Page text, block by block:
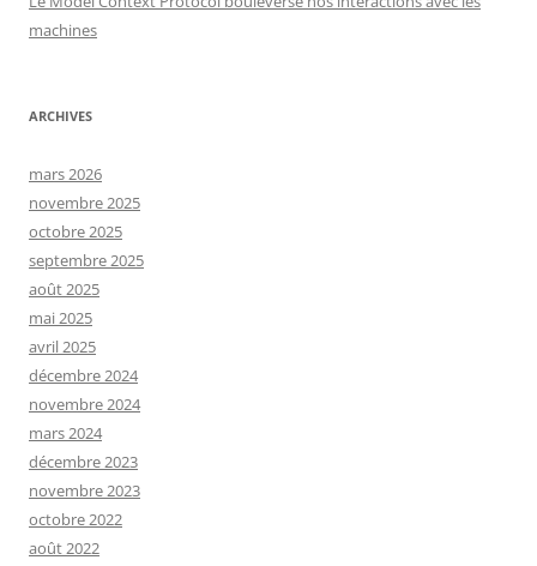
machines
ARCHIVES
mars 2026
novembre 2025
octobre 2025
septembre 2025
août 2025
mai 2025
avril 2025
décembre 2024
novembre 2024
mars 2024
décembre 2023
novembre 2023
octobre 2022
août 2022